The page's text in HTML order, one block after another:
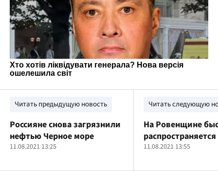
Читать предыдущую новость
Россияне снова загрязнили
нефтью Черное море
11.08.2021 13:25
Читать следующую
На Ровенщине
«Дельта»
11.08.2021 13:55